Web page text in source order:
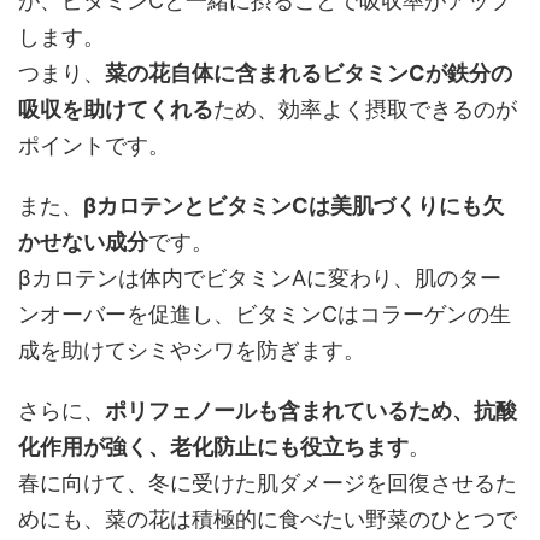
します。
つまり、 菜の花自体に含まれるビタミンCが鉄分の
吸収を助けてくれるため、効率よく摂取できるのが
ポイントです。
また、 βカロテンとビタミンCは美肌づくりにも欠
かせない成分です。
βカロテンは体内でビタミンAに変わり、肌のター
ンオーバーを促進し、ビタミンCはコラーゲンの生
成を助けてシミやシワを防ぎます。
さらに、 ポリフェノールも含まれているため、抗酸
化作用が強く、老化防止にも役立ちます。
春に向けて、冬に受けた肌ダメージを回復させるた
めにも、菜の花は積極的に食べたい野菜のひとつで